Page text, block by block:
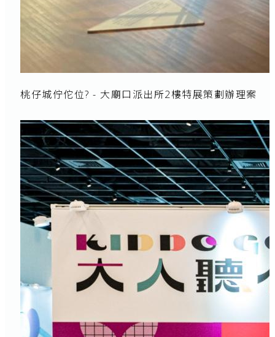
桃仔城佇佗位? - 大廟口派出所2樓特展策劃辦理案